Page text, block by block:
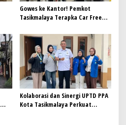
Gowes ke Kantor! Pemkot
Tasikmalaya Terapka Car Free
Kolaborasi dan Sinergi UPTD PPA
Kota Tasikmalaya Perkuat